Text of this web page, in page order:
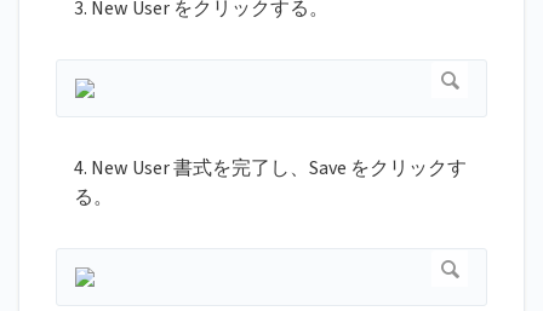
3. New User をクリックする。
4. New User 書式を完了し、Save をクリックす
る。